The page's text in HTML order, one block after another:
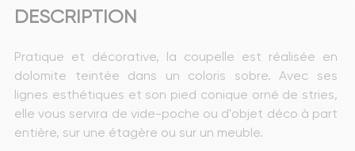
DESCRIPTION
Pratique et décorative, la coupelle est réalisée en
dolomite teintée dans un coloris sobre. Avec ses
lignes esthétiques et son pied conique orné de stries,
elle vous servira de vide-poche ou d'objet déco à part
entière, sur une étagère ou sur un meuble.